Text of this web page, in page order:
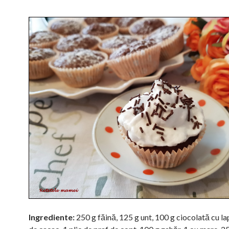
Ingrediente: 250 g făină, 125 g unt, 100 g ciocolată cu